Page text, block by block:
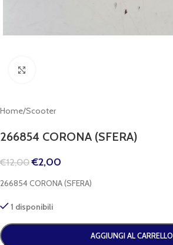
Home/Scooter
266854 CORONA (SFERA)
€12,00 €2,00
266854 CORONA (SFERA)
1 disponibili
AGGIUNGI AL CARRELLO